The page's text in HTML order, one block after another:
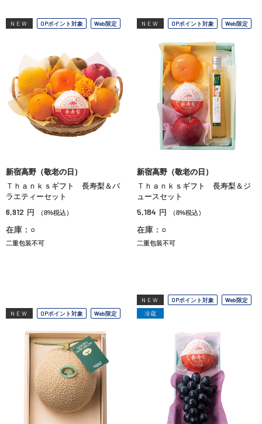
NEW OPポイント対象 Web限定
新宿高野（敬老の日）
Ｔｈａｎｋｓギフト 長寿梨＆バ
ラエティーセット
6,912 円 （8%税込）
在庫：○
二重包装不可
NEW OPポイント対象 Web限定
新宿高野（敬老の日）
Ｔｈａｎｋｓギフト 長寿梨＆ジ
ュースセット
5,184 円 （8%税込）
在庫：○
二重包装不可
NEW OPポイント対象 Web限定
NEW OPポイント対象
Web限定
冷蔵